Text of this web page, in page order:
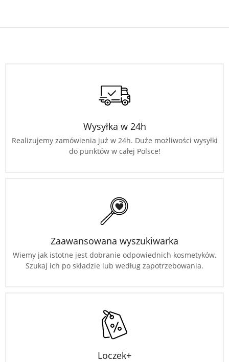
Wysyłka w 24h
Realizujemy zamówienia już w 24h. Duże możliwości wysyłki
do punktów w całej Polsce!
Zaawansowana wyszukiwarka
Wiemy jak istotne jest dobranie odpowiednich kosmetyków.
Szukaj ich po składzie lub według zapotrzebowania.
Loczek+